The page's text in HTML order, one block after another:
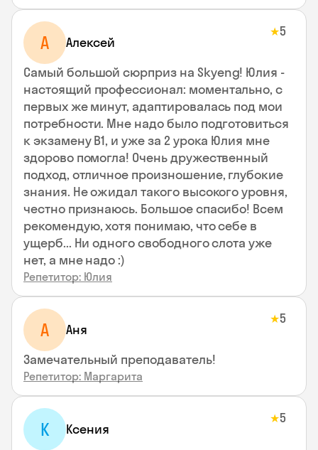
А Алексей
★5
Самый большой сюрприз на Skyeng! Юлия -
настоящий профессионал: моментально, с
первых же минут, адаптировалась под мои
потребности. Мне надо было подготовиться
к экзамену В1, и уже за 2 урока Юлия мне
здорово помогла! Очень дружественный
подход, отличное произношение, глубокие
знания. Не ожидал такого высокого уровня,
честно признаюсь. Большое спасибо! Всем
рекомендую, хотя понимаю, что себе в
ущерб... Ни одного свободного слота уже
нет, а мне надо :)
Репетитор: Юлия
А Аня
★5
Замечательный преподаватель!
Репетитор: Маргарита
К Ксения
★5